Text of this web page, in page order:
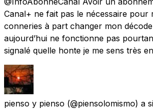
Canal+ ne fait pas le nécessaire pour
conneries à part changer mon
aujourd’hui ne fonctionne pas
signalé quelle honte je me sens très
pienso y pienso (@piensolomismo) a